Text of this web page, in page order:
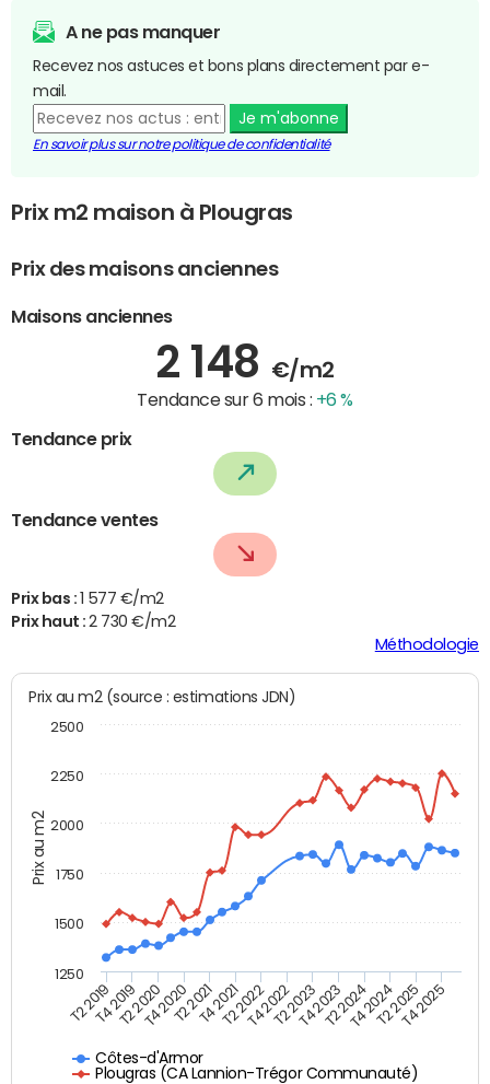
A ne pas manquer
Recevez nos astuces et bons plans directement par e-
mail.
Je m'abonne
En savoir plus sur notre politique de confidentialité
Prix m2 maison à Plougras
Prix des maisons anciennes
Maisons anciennes
2 148 €/m2
Tendance sur 6 mois : +6 %
Tendance prix
Tendance ventes
Prix bas : 1 577 €/m2
Prix haut :2 730 €/m2
Méthodologie
Prix au m2
Prix au m2 (source : estimations JDN)
Côtes-d'Armor
Plougras (CA Lannion-Trégor Communauté)
T2 2019T4 2019T2 2020T4 2020T2 2021T4 2021T2 2022T4 2022T2 2023T4 2023T2 2024T4 2024T2 2025T4 2025
1250
1500
1750
2000
2250
2500